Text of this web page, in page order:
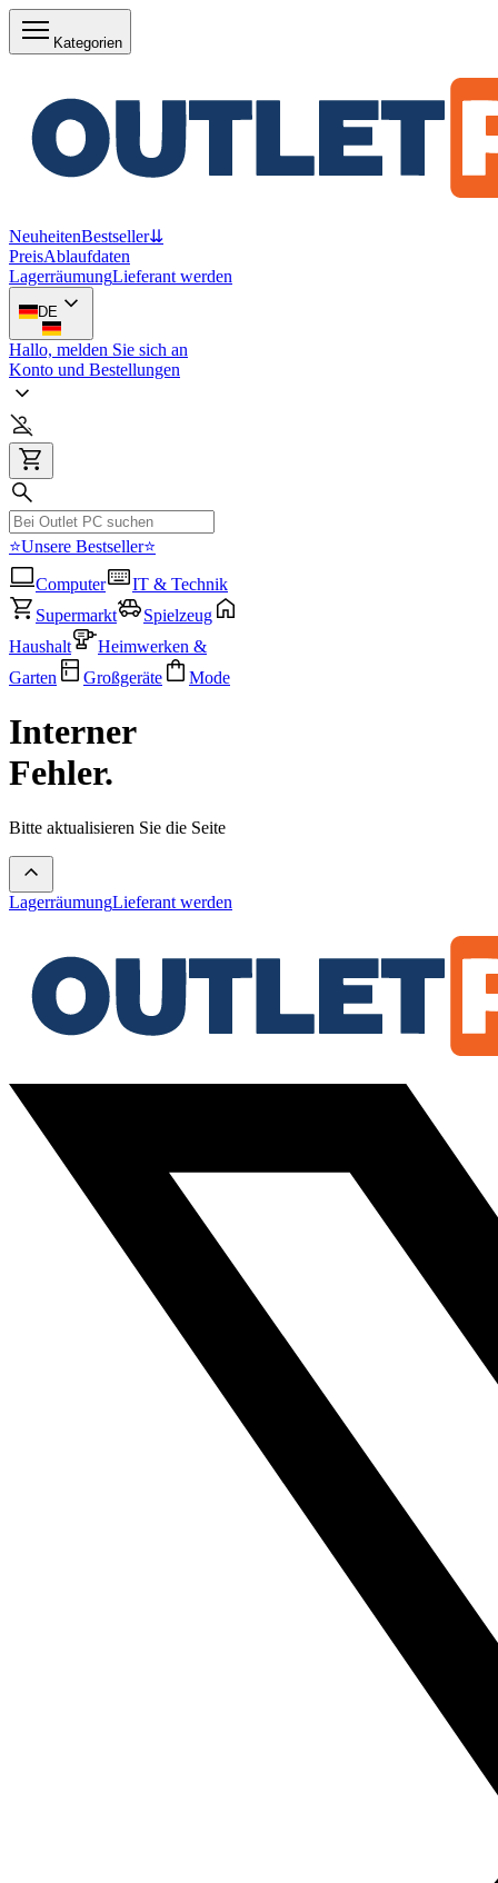
Kategorien
NeuheitenBestseller⇊
PreisAblaufdaten
LagerräumungLieferant werden
DE
Hallo, melden Sie sich an
Konto und Bestellungen
⭐Unsere Bestseller⭐
Computer
IT & Technik
Supermarkt
Spielzeug
Haushalt
Heimwerken &
Garten
Großgeräte Mode
Interner
Fehler.
Bitte aktualisieren Sie die Seite
LagerräumungLieferant werden